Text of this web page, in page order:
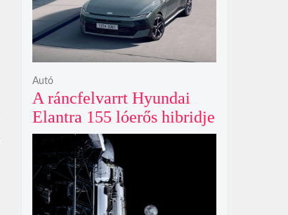
A ráncfelvarrt Hyundai
Elantra 155 lóerős hibridje
és prémium utastere
komoly belsőtéri ugrást
hoz
Autó